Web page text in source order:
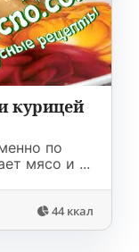
курицей
по
мясо и ...
44 ккал